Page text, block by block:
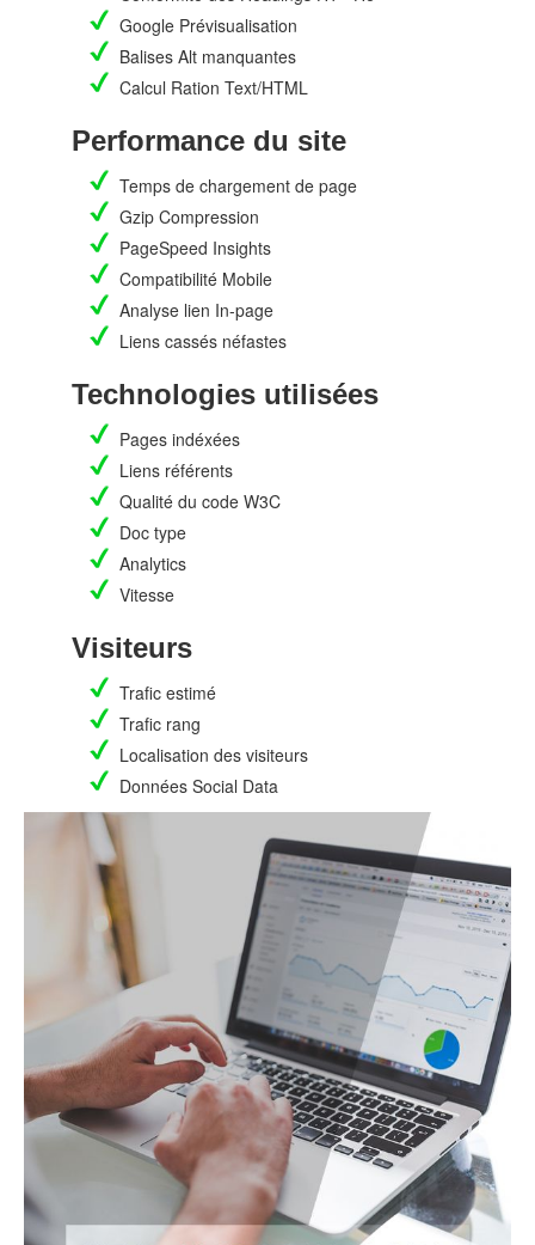
Google Prévisualisation
Balises Alt manquantes
Calcul Ration Text/HTML
Performance du site
Temps de chargement de page
Gzip Compression
PageSpeed Insights
Compatibilité Mobile
Analyse lien In-page
Liens cassés néfastes
Technologies utilisées
Pages indéxées
Liens référents
Qualité du code W3C
Doc type
Analytics
Vitesse
Visiteurs
Trafic estimé
Trafic rang
Localisation des visiteurs
Données Social Data